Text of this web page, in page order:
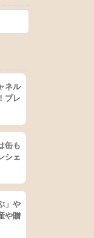
ネル
プレ
缶も
シェ
」や
や贈